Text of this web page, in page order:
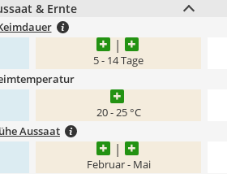
& Ernte
5 - 14 Tage
20 - 25 °C
Aussaat
Februar - Mai